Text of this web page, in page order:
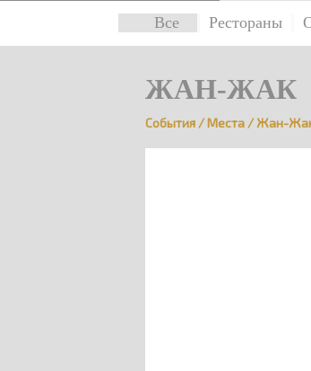
Все Рестораны
ЖАН-ЖАК
События /Места /Жан-